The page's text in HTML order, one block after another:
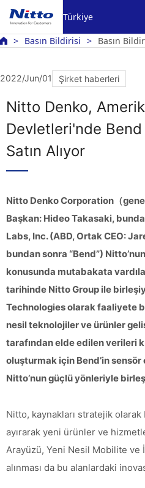
Türkiye
Basın Bildirisi Basın
2022/Jun/01 Şirket haberleri
Nitto Denko,
Devletleri'nde Bend
Satın Alıyor
Nitto Denko Corporation（
Başkan: Hideo Takasaki,
Labs, Inc. (ABD, Ortak CEO:
bundan sonra “Bend”)
konusunda mutabakata
tarihinde Nitto Group ile
Technologies olarak faaliyete
nesil teknolojiler ve ürünler
tarafından elde edilen verileri
oluşturmak için Bend’in
Nitto’nun güçlü yönleriyle
Nitto, kaynakları stratejik olarak
ayırarak yeni ürünler ve
Arayüzü, Yeni Nesil Mobilite ve
alınması da bu alanlardaki